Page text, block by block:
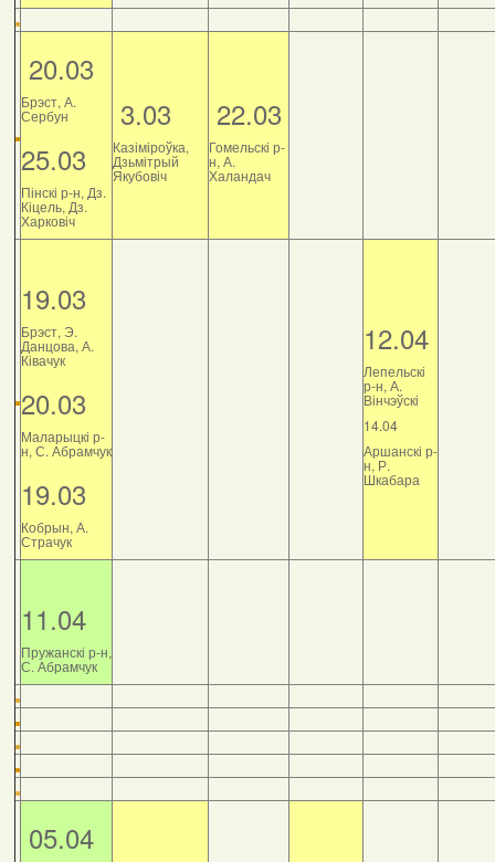
20.03
Брэст, А.
Сербун
25.03
Пінскі р-н, Дз.
Кіцель, Дз.
Харковіч
3.03
Казіміроўка,
Дзьмітрый
Якубовіч
22.03
Гомельскі р-
н, А.
Халандач
19.03
Брэст, Э.
Данцова, А.
Ківачук
20.03
Маларыцкі р-
н, С. Абрамчук
19.03
Кобрын, А.
Страчук
12.04
Лепельскі
р-н, А.
Вінчэўскі
14.04
Аршанскі р-
н, Р.
Шкабара
11.04
Пружанскі р-н,
С. Абрамчук
05.04